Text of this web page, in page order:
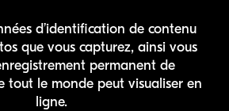
d’identification de contenu
que vous capturez, ainsi vous
permanent de
tout le monde peut visualiser en
ligne.